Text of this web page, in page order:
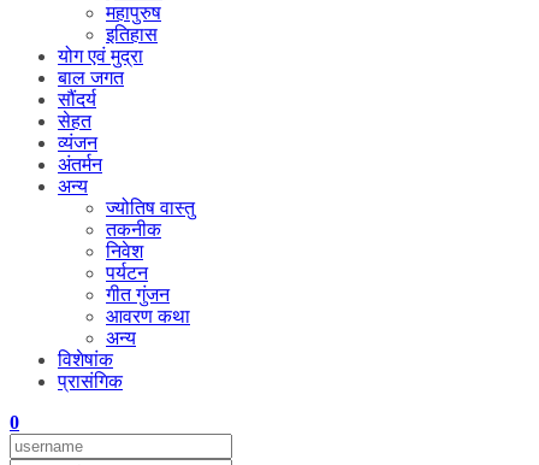
महापुरुष
इतिहास
योग एवं मुद्रा
बाल जगत
सौंदर्य
सेहत
व्यंजन
अंतर्मन
अन्य
ज्योतिष वास्तु
तकनीक
निवेश
पर्यटन
गीत गुंजन
आवरण कथा
अन्य
विशेषांक
प्रासंगिक
0